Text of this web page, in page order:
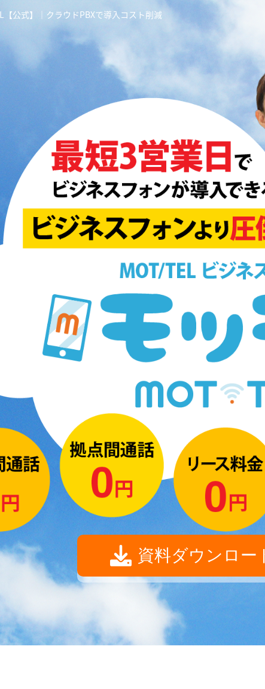
公式】｜クラウドPBXで導入コスト削減
資料ダウンロー